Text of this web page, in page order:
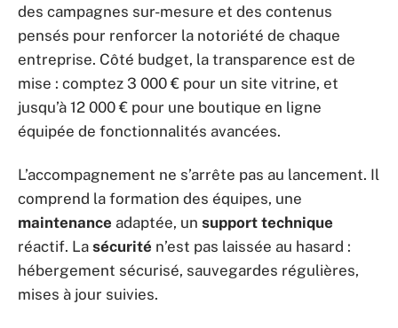
des campagnes sur-mesure et des contenus
pensés pour renforcer la notoriété de chaque
entreprise. Côté budget, la transparence est de
mise : comptez 3 000 € pour un site vitrine, et
jusqu’à 12 000 € pour une boutique en ligne
équipée de fonctionnalités avancées.
L’accompagnement ne s’arrête pas au lancement. Il
comprend la formation des équipes, une
maintenance adaptée, un support technique
réactif. La sécurité n’est pas laissée au hasard :
hébergement sécurisé, sauvegardes régulières,
mises à jour suivies.